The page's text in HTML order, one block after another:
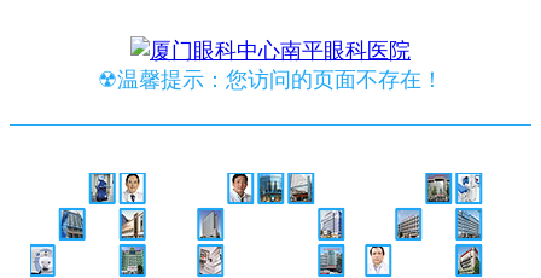
☢温馨提示：您访问的页面不存在！